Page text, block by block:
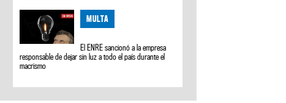
MULTA
El ENRE sancionó a la empresa
responsable de dejar sin luz a todo el país durante el
macrismo